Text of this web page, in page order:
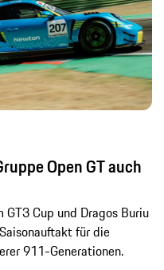
Open GT auch
Cup und Dragos Buriu
für die
911-Generationen.